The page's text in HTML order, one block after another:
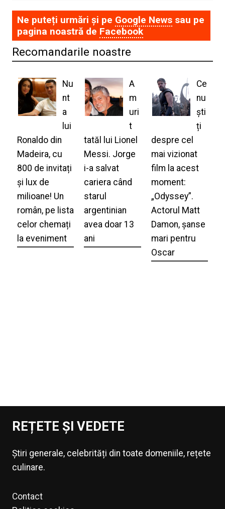
Ne puteți urmări și pe Google Newssau pe
pagina noastră de Facebook
Recomandarile noastre
Nu
nt
a
lui
Ronaldo din
Madeira, cu
800 de invitați
și lux de
milioane! Un
român, pe lista
celor chemați
la eveniment
A
m
uri
t
tatăl lui Lionel
Messi. Jorge
i-a salvat
cariera când
starul
argentinian
avea doar 13
ani
Ce
nu
ști
ți
despre cel
mai vizionat
film la acest
moment:
„Odyssey”.
Actorul Matt
Damon, șanse
mari pentru
Oscar
REȚETE ȘI VEDETE
Știri generale, celebrități din toate domeniile, rețete
culinare.
Contact